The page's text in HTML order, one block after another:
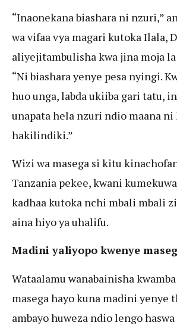
“Inaonekana biashara ni nzuri,”
wa vifaa vya magari kutoka Ilala,
aliyejitambulisha kwa jina moja
“Ni biashara yenye pesa nyingi.
huo unga, labda ukiiba gari tatu,
unapata hela nzuri ndio maana
hakilindiki.”
Wizi wa masega si kitu
Tanzania pekee, kwani
kadhaa kutoka nchi mbali mbali
aina hiyo ya uhalifu.
Madini yaliyopo kwenye
Wataalamu wanabainisha
masega hayo kuna madini yenye
ambayo huweza ndio lengo